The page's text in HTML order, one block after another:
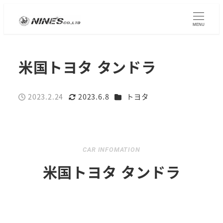
MENU
米国トヨタ タンドラ
投稿日
2023.2.24
更新日
2023.6.8 カテゴリー
トヨタ
CAR INFOMATION
米国トヨタ タンドラ